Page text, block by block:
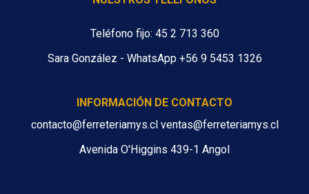
Teléfono fijo: 45 2 713 360
Sara González - WhatsApp +56 9 5453 1326
INFORMACIÓN DE CONTACTO
contacto@ferreteriamys.cl ventas@ferreteriamys.cl
Avenida O'Higgins 439-1 Angol